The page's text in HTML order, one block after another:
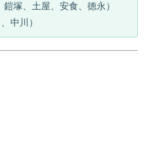
鎧塚、土屋、安食、徳永）
中川）